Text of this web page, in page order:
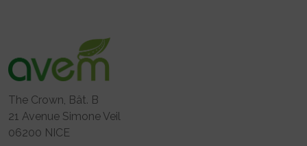
The Crown, Bât. B
21 Avenue Simone Veil
06200 NICE